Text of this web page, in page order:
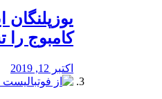
یوزپلنگان
کامبوج را
اکتبر 12, 2019